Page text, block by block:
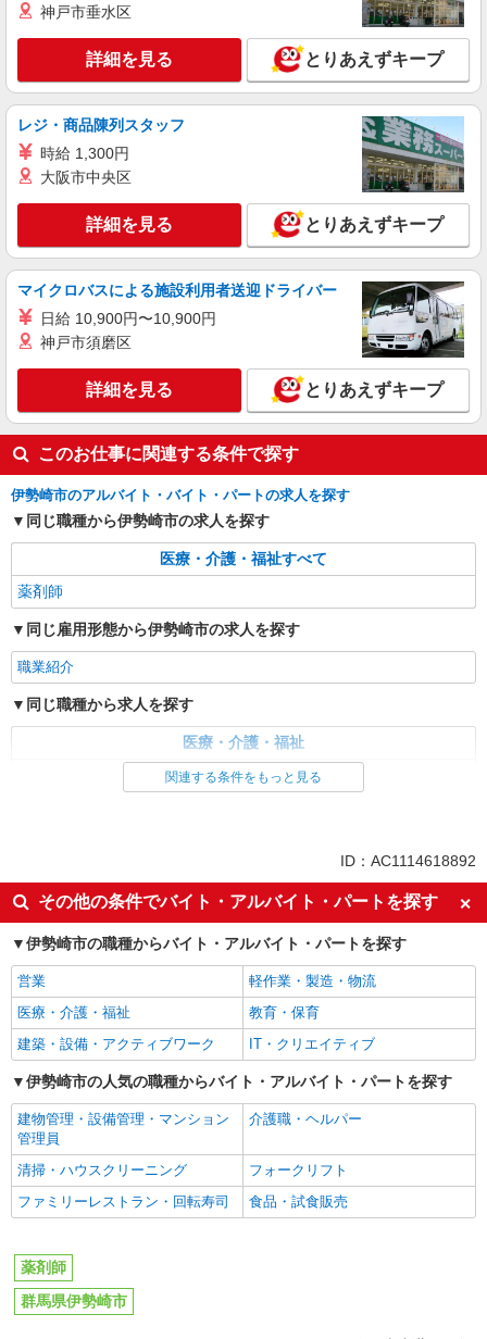
調剤薬局（群馬県伊勢崎市）【アイデムエージェント薬剤師】
薬剤師（職業紹介）
※経験等考慮いたします。
群馬県伊勢崎市 【変更の範囲：会社の定める
キープ 詳細を見る
神戸市垂水区
詳細を見る とりあえずキープ
レジ・商品陳列スタッフ
時給 1,300円
大阪市中央区
詳細を見る とりあえずキープ
マイクロバスによる施設利用者送迎ドライバー
日給 10,900円〜10,900円
神戸市須磨区
詳細を見る とりあえずキープ
このお仕事に関連する条件で探す
伊勢崎市のアルバイト・バイト・パートの求人を探す
同じ職種から伊勢崎市の求人を探す
医療・介護・福祉すべて
薬剤師
同じ雇用形態から伊勢崎市の求人を探す
職業紹介
同じ職種から求人を探す
医療・介護・福祉
関連する条件をもっと見る
ID：AC1114618892
その他の条件でバイト・アルバイト・パートを探す
伊勢崎市の職種からバイト・アルバイト・パートを探す
営業
軽作業・製造・物流
医療・介護・福祉
教育・保育
建築・設備・アクティブワーク
IT・クリエイティブ
伊勢崎市の人気の職種からバイト・アルバイト・パートを探す
建物管理・設備管理・マンション
管理員
介護職・ヘルパー
清掃・ハウスクリーニング
フォークリフト
ファミリーレストラン・回転寿司
食品・試食販売
薬剤師
群馬県伊勢崎市